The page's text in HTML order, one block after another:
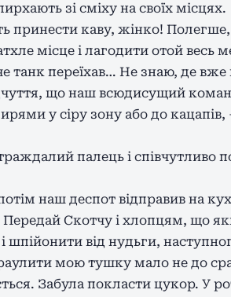
зі сміху на своїх місцях.
принести каву, жінко!
місце і лагодити отой весь
танк переїхав… Не знаю, де вже
що наш всюдисущий
у сіру зону або до
палець і співчутливо
наш деспот відправив на
Скотчу і хлопцям, що
шпійонити від нудьги,
мою тушку мало не до
Забула покласти цукор. У